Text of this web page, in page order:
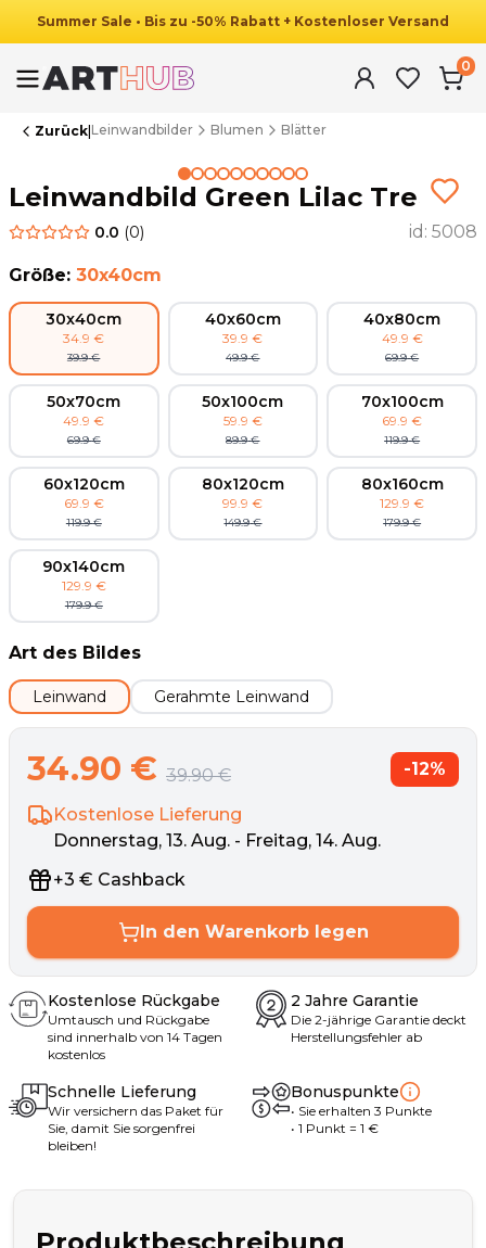
Summer Sale • Bis zu -50% Rabatt + Kostenloser Versand
0
Zurück Leinwandbilder Blumen Blätter
Leinwandbild Green Lilac Tree
0.0 (0) id: 5008
Größe: 30x40cm
30x40cm
34.9 €
39.9 €
40x60cm
39.9 €
49.9 €
40x80cm
49.9 €
69.9 €
50x70cm
49.9 €
69.9 €
50x100cm
59.9 €
89.9 €
70x100cm
69.9 €
119.9 €
60x120cm
69.9 €
119.9 €
80x120cm
99.9 €
149.9 €
80x160cm
129.9 €
179.9 €
90x140cm
129.9 €
179.9 €
Art des Bildes
Leinwand Gerahmte Leinwand
34.90 € 39.90 € -12%
Kostenlose Lieferung
Donnerstag, 13. Aug. - Freitag, 14. Aug.
+3 € Cashback
In den Warenkorb legen
Kostenlose Rückgabe
Umtausch und Rückgabe
sind innerhalb von 14 Tagen
kostenlos
2 Jahre Garantie
Die 2-jährige Garantie deckt
Herstellungsfehler ab
Schnelle Lieferung
Wir versichern das Paket für
Sie, damit Sie sorgenfrei
bleiben!
Bonuspunkte
• Sie erhalten 3 Punkte
• 1 Punkt = 1 €